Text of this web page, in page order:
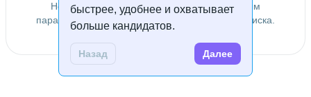
быстрее, удобнее и охватывает
больше кандидатов.
Назад Далее
Не удалось найти специалистов по заданным
параметрам. Попробуйте изменить условия поиска.